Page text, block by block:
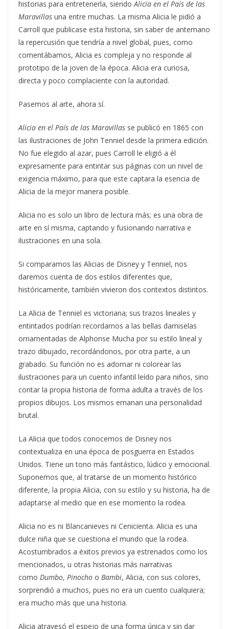
historias para entretenerla, siendoAlicia en el País de las
Maravillas una entre muchas. La misma Alicia le pidió a
Carroll que publicase esta historia, sin saber de antemano
la repercusión que tendría a nivel global, pues, como
comentábamos, Alicia es compleja y no responde al
prototipo de la joven de la época. Alicia era curiosa,
directa y poco complaciente con la autoridad.
Pasemos al arte, ahora sí.
Alicia en el País de las Maravillas se publicó en 1865 con
las ilustraciones de John Tenniel desde la primera edición.
No fue elegido al azar, pues Carroll le eligió a él
expresamente para entintar sus páginas con un nivel de
exigencia máximo, para que este captara la esencia de
Alicia de la mejor manera posible.
Alicia no es solo un libro de lectura más; es una obra de
arte en sí misma, captando y fusionando narrativa e
ilustraciones en una sola.
Si comparamos las Alicias de Disney y Tenniel, nos
daremos cuenta de dos estilos diferentes que,
históricamente, también vivieron dos contextos distintos.
La Alicia de Tenniel es victoriana; sus trazos lineales y
entintados podrían recordarnos a las bellas damiselas
ornamentadas de Alphonse Mucha por su estilo lineal y
trazo dibujado, recordándonos, por otra parte, a un
grabado. Su función no es adornar ni colorear las
ilustraciones para un cuento infantil leído para niños, sino
contar la propia historia de forma adulta a través de los
propios dibujos. Los mismos emanan una personalidad
brutal.
La Alicia que todos conocemos de Disney nos
contextualiza en una época de posguerra en Estados
Unidos. Tiene un tono más fantástico, lúdico y emocional.
Suponemos que, al tratarse de un momento histórico
diferente, la propia Alicia, con su estilo y su historia, ha de
adaptarse al medio que en ese momento la rodea.
Alicia no es ni Blancanieves ni Cenicienta. Alicia es una
dulce niña que se cuestiona el mundo que la rodea.
Acostumbrados a éxitos previos ya estrenados como los
mencionados, u otras historias más narrativas
como Dumbo, Pinocho o Bambi, Alicia, con sus colores,
sorprendió a muchos, pues no era un cuento cualquiera;
era mucho más que una historia.
Alicia atravesó el espejo de una forma única y sin dar